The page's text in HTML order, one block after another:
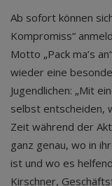
Ab sofort können
Kompromiss“
Motto „Pack ma’s
wieder eine
Jugendlichen: „Mit
selbst entscheiden,
Zeit während der
ganz genau, wo in
ist und wo es
Kirschner,